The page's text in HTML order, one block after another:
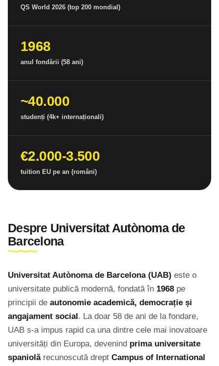
QS World 2026 (top 200 mondial)
1968
anul fondării (58 ani)
~40.000
studenți (4k+ internaționali)
€2.000-3.500
tuition EU pe an (români)
Despre Universitat Autònoma de
Barcelona
Universitat Autònoma de Barcelona (UAB) este o
universitate publică modernă, fondată în 1968 pe
principii de autonomie academică, democrație și
angajament social. La doar 58 de ani de la fondare,
UAB s-a impus rapid ca una dintre cele mai inovatoare
universități din Europa, devenind prima universitate
spaniolărecunoscută drept Campus of International